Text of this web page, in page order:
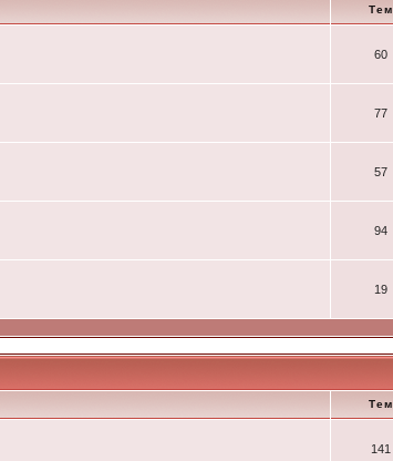
Тем
60
77
57
94
19
Тем
141